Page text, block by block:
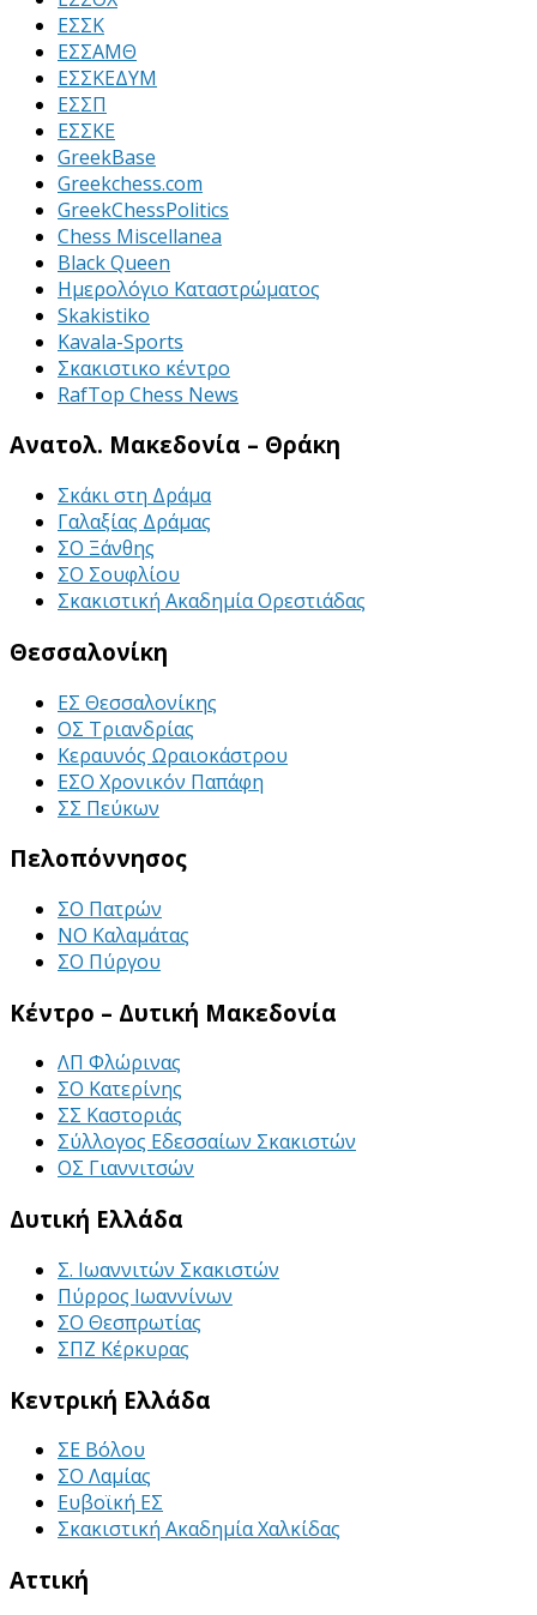
ΕΣΣΚ
ΕΣΣΑΜΘ
ΕΣΣΚΕΔΥΜ
ΕΣΣΠ
ΕΣΣΚΕ
GreekBase
Greekchess.com
GreekChessPolitics
Chess Miscellanea
Black Queen
Ημερολόγιο Καταστρώματος
Skakistiko
Kavala-Sports
Σκακιστικο κέντρο
RafTop Chess News
Ανατολ. Μακεδονία – Θράκη
Σκάκι στη Δράμα
Γαλαξίας Δράμας
ΣΟ Ξάνθης
ΣΟ Σουφλίου
Σκακιστική Ακαδημία Ορεστιάδας
Θεσσαλονίκη
ΕΣ Θεσσαλονίκης
ΟΣ Τριανδρίας
Κεραυνός Ωραιοκάστρου
ΕΣΟ Χρονικόν Παπάφη
ΣΣ Πεύκων
Πελοπόννησος
ΣΟ Πατρών
ΝΟ Καλαμάτας
ΣΟ Πύργου
Κέντρο – Δυτική Μακεδονία
ΛΠ Φλώρινας
ΣΟ Κατερίνης
ΣΣ Καστοριάς
Σύλλογος Εδεσσαίων Σκακιστών
ΟΣ Γιαννιτσών
Δυτική Ελλάδα
Σ. Ιωαννιτών Σκακιστών
Πύρρος Ιωαννίνων
ΣΟ Θεσπρωτίας
ΣΠΖ Κέρκυρας
Κεντρική Ελλάδα
ΣΕ Βόλου
ΣΟ Λαμίας
Ευβοϊκή ΕΣ
Σκακιστική Ακαδημία Χαλκίδας
Αττική